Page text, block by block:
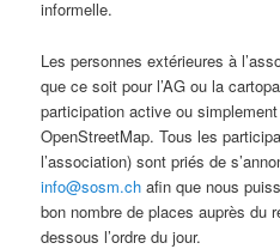
informelle.
Les personnes extérieures à
que ce soit pour l’AG ou la
participation active ou
OpenStreetMap. Tous les
l’association) sont priés de
info@sosm.ch afin que nous
bon nombre de places auprès du
dessous l’ordre du jour.